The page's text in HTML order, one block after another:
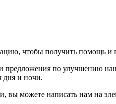
чтобы получить помощь и
по улучшению
дня и ночи.
вы можете написать нам на